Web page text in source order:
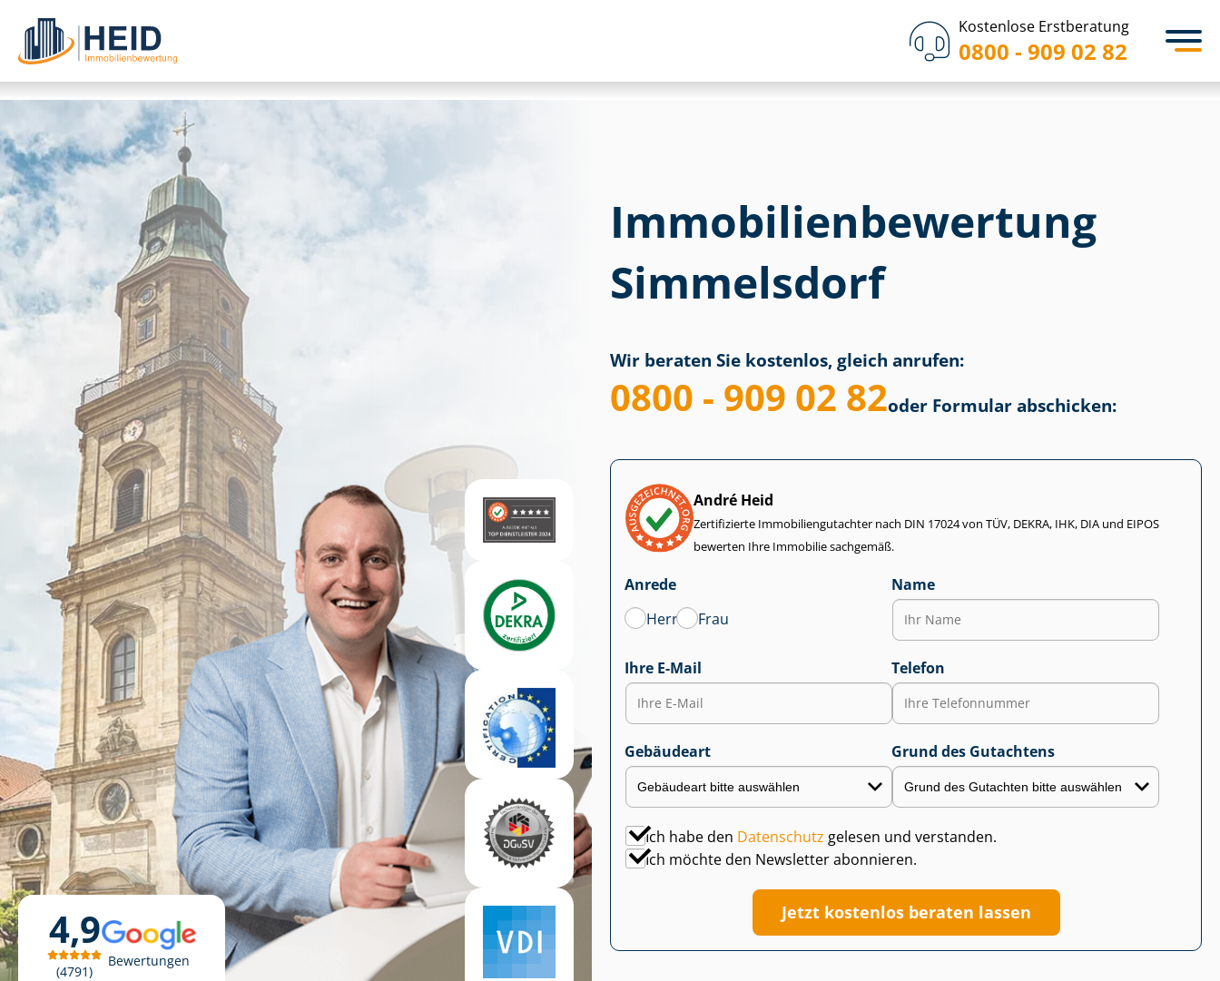
Kostenlose Erstberatung
0800 - 909 02 82
4,9
4791
Bewertungen
Immobilien­bewertung
Simmelsdorf
Wir beraten Sie kostenlos, gleich anrufen:
0800 - 909 02 82oder Formular abschicken:
André Heid
Zertifizierte Im­mo­bi­li­en­gut­ach­ter nach DIN 17024 von TÜV, DEKRA, IHK, DIA und EIPOS
bewerten Ihre Immobilie sachgemäß.
Anrede
Herr
Frau
Name
Ihre E-Mail Telefon
Gebäudeart Grund des Gutachtens
Ich habe den Datenschutz gelesen und verstanden.
Ich möchte den Newsletter abonnieren.
Jetzt kostenlos beraten lassen